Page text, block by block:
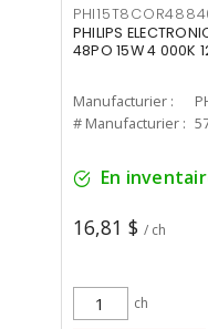
PHILIPS
48PO 15W 4 000K
Manufacturier :
# Manufacturier :
En
16,81 $ / ch
ch